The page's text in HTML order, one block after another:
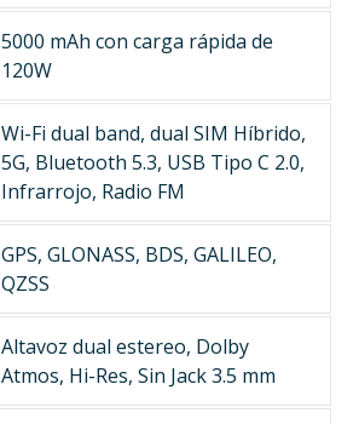
5000 mAh con carga rápida de
120W
Wi-Fi dual band, dual SIM Híbrido,
5G, Bluetooth 5.3, USB Tipo C 2.0,
Infrarrojo, Radio FM
GPS, GLONASS, BDS, GALILEO,
QZSS
Altavoz dual estereo, Dolby
Atmos, Hi-Res, Sin Jack 3.5 mm